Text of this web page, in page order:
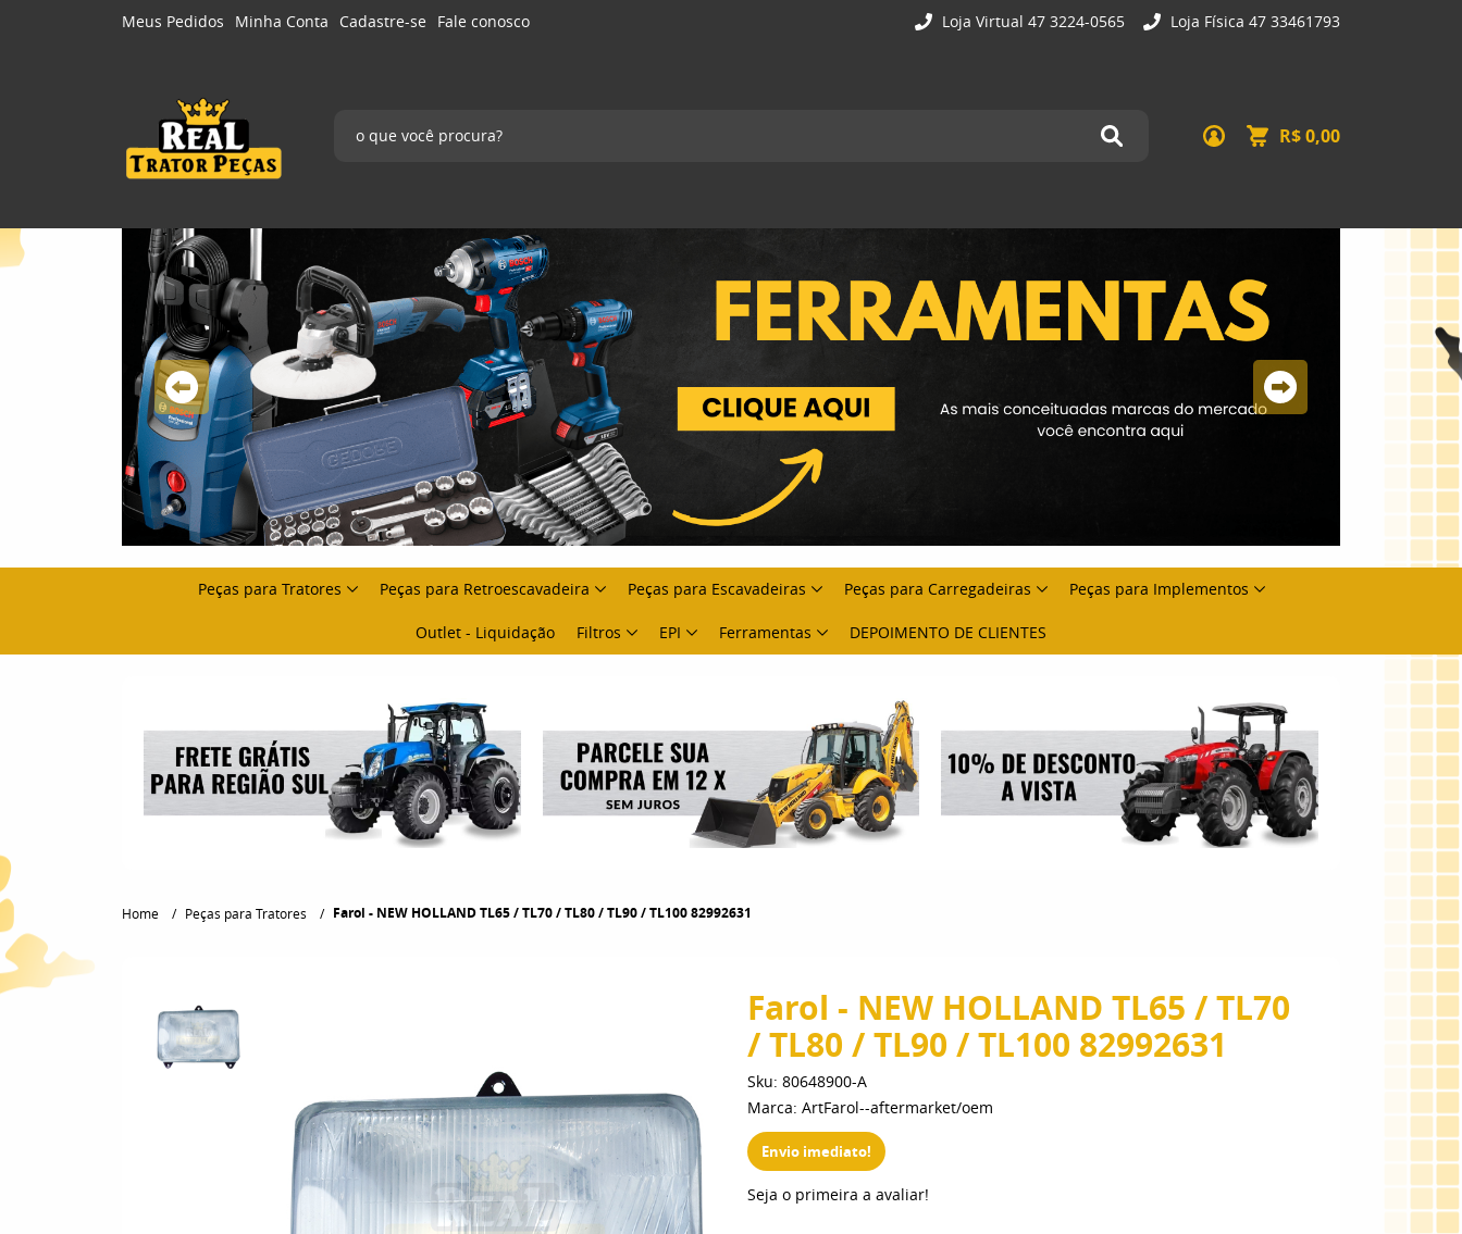
Meus Pedidos Minha Conta Cadastre-se Fale conosco Loja Virtual 47 3224-0565 Loja Física 47 33461793
R$ 0,00
Peças para Tratores Peças para Retroescavadeira Peças para Escavadeiras Peças para Carregadeiras Peças para Implementos
Outlet - Liquidação Filtros EPI Ferramentas DEPOIMENTO DE CLIENTES
Home Peças para Tratores Farol - NEW HOLLAND TL65 / TL70 / TL80 / TL90 / TL100 82992631
Farol - NEW HOLLAND TL65 / TL70
/ TL80 / TL90 / TL100 82992631
Sku: 80648900-A
Marca: ArtFarol--aftermarket/oem
Envio imediato!
Seja o primeira a avaliar!